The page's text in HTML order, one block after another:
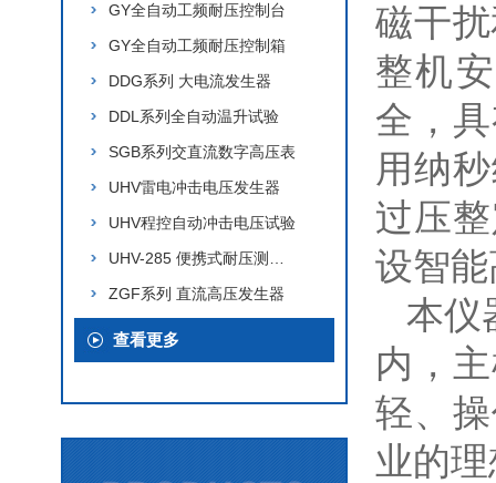
GY全自动工频耐压控制台
GY全自动工频耐压控制箱
DDG系列 大电流发生器
DDL系列全自动温升试验
SGB系列交直流数字高压表
UHV雷电冲击电压发生器
UHV程控自动冲击电压试验
ZGF系列 直流高压发生器
查看更多
磁干
整机
全，
用纳
过压
设智
本仪
内，
轻、
业的